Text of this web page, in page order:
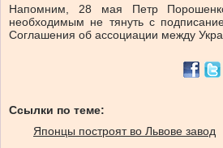
Напомним, 28 мая Петр
необходимым не тянуть с
Соглашения об ассоциации между
Ссылки по теме:
Японцы построят во Львове завод